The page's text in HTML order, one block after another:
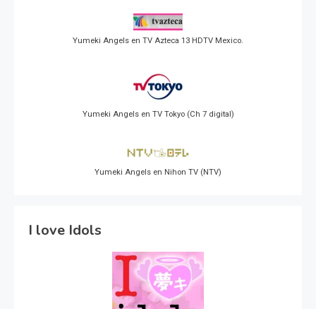
Yumeki Angels en TV Azteca 13 HDTV Mexico.
Yumeki Angels en TV Tokyo (Ch 7 digital)
Yumeki Angels en Nihon TV (NTV)
I love Idols